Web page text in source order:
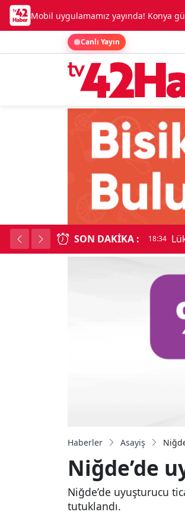
Mobil uygulamamız yayında! Konya
Canlı Yayın
SON DAKIKA : 18:34
Haberler Asayiş
Niğde’de
Niğde’de uyuşturucu
tutuklandı.